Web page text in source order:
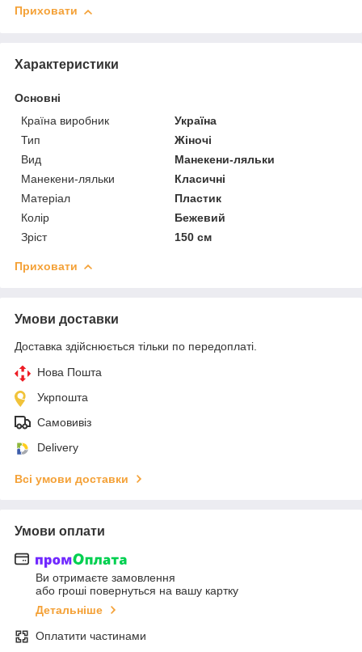
Приховати
Характеристики
Основні
Країна виробник
Україна
Тип
Жіночі
Вид
Манекени-ляльки
Манекени-ляльки
Класичні
Матеріал
Пластик
Колір
Бежевий
Зріст
150 см
Приховати
Умови доставки
Доставка здійснюється тільки по передоплаті.
Нова Пошта
Укрпошта
Самовивіз
Delivery
Всі умови доставки
Умови оплати
Ви отримаєте замовлення
або гроші повернуться на вашу картку
Детальніше
Оплатити частинами